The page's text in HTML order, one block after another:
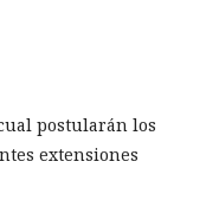
postularán los
extensiones